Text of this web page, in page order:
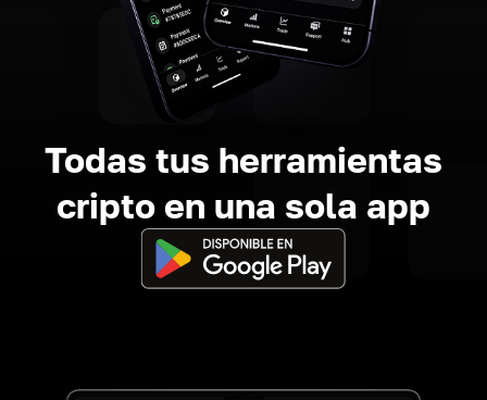
Todas tus herramientas
cripto en una sola app